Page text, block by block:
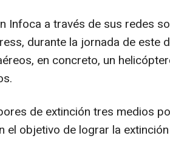
Infoca a través de sus redes
durante la jornada de este
en concreto, un
de extinción tres medios
el objetivo de lograr la